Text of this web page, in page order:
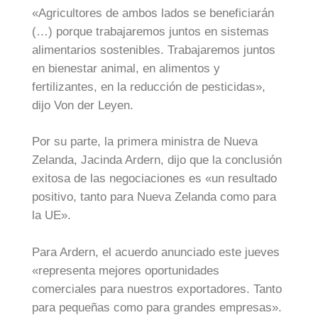
«Agricultores de ambos lados se beneficiarán
(…) porque trabajaremos juntos en sistemas
alimentarios sostenibles. Trabajaremos juntos
en bienestar animal, en alimentos y
fertilizantes, en la reducción de pesticidas»,
dijo Von der Leyen.
Por su parte, la primera ministra de Nueva
Zelanda, Jacinda Ardern, dijo que la conclusión
exitosa de las negociaciones es «un resultado
positivo, tanto para Nueva Zelanda como para
la UE».
Para Ardern, el acuerdo anunciado este jueves
«representa mejores oportunidades
comerciales para nuestros exportadores. Tanto
para pequeñas como para grandes empresas».